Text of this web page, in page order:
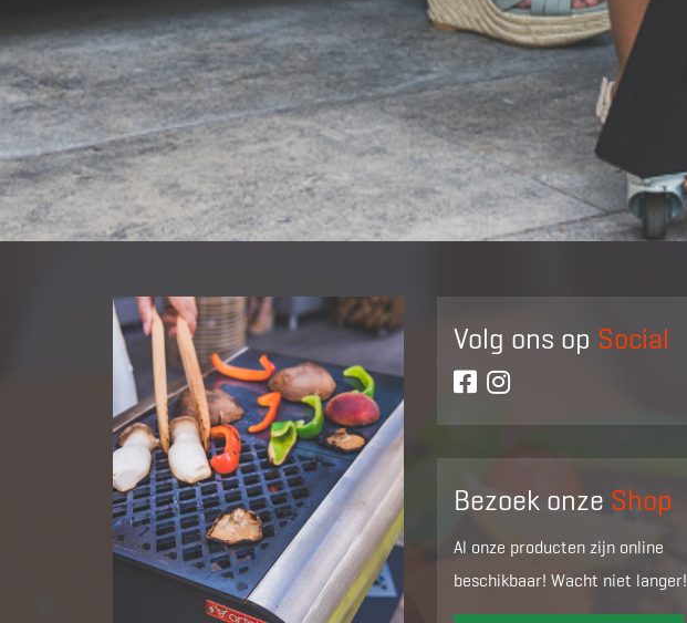
Volg ons op Social
Bezoek onze Shop
Al onze producten zijn online
beschikbaar! Wacht niet langer!